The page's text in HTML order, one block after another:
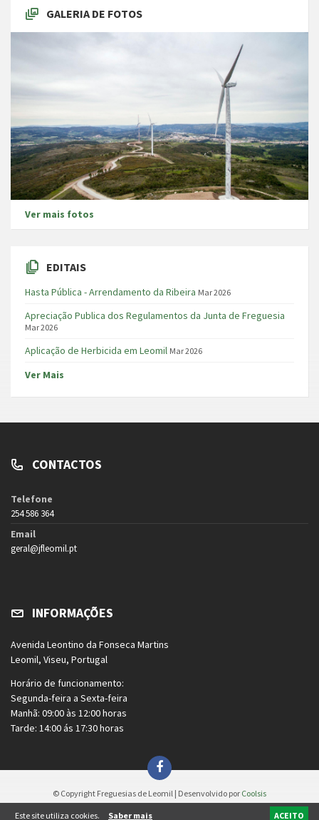
Este site utiliza cookies. Saber mais ACEITO
GALERIA DE FOTOS
Ver mais fotos
EDITAIS
Hasta Pública - Arrendamento da Ribeira Mar 2026
Apreciação Publica dos Regulamentos da Junta de Freguesia
Mar 2026
Aplicação de Herbicida em Leomil Mar 2026
Ver Mais
CONTACTOS
Telefone
254 586 364
Email
geral@jfleomil.pt
INFORMAÇÕES
Avenida Leontino da Fonseca Martins
Leomil, Viseu, Portugal
Horário de funcionamento:
Segunda-feira a Sexta-feira
Manhã: 09:00 às 12:00 horas
Tarde: 14:00 ás 17:30 horas
© Copyright Freguesias de Leomil | Desenvolvido por Coolsis